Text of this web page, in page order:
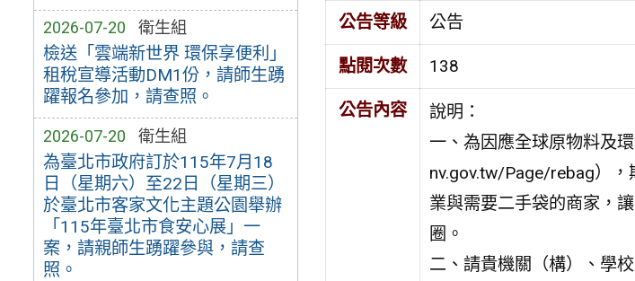
2026-07-20 衛生組
檢送「雲端新世界 環保享便利」
租稅宣導活動DM1份，請師生踴
躍報名參加，請查照。
2026-07-20 衛生組
為臺北市政府訂於115年7月18
日（星期六）至22日（星期三）
於臺北市客家文化主題公園舉辦
「115年臺北市食安心展」一
案，請親師生踴躍參與，請查
照。
公告等級 公告
點閱次數 138
公告內容
說明：
一、為因應全球原物料及
nv.gov.tw/Page/rebag）
業與需要二手袋的商家，
圈。
二、請貴機關（構）、學